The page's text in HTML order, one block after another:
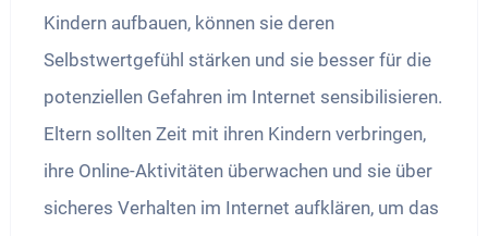
Kindern aufbauen, können sie deren
Selbstwertgefühl stärken und sie besser für die
potenziellen Gefahren im Internet sensibilisieren.
Eltern sollten Zeit mit ihren Kindern verbringen,
ihre Online-Aktivitäten überwachen und sie über
sicheres Verhalten im Internet aufklären, um das